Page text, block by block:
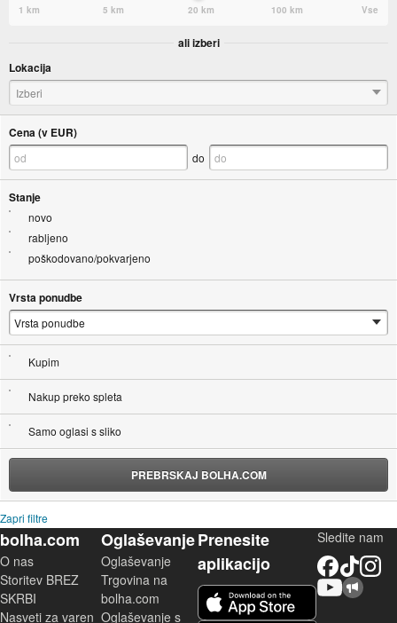
1 km 5 km 20 km 100 km Vse
ali izberi
Lokacija
Izberi
Cena (v EUR)
do
Stanje
novo
rabljeno
poškodovano/pokvarjeno
Vrsta ponudbe
Kupim
Nakup preko spleta
Samo oglasi s sliko
PREBRSKAJ BOLHA.COM
Zapri filtre
bolha.com
O nas
Storitev BREZ
SKRBI
Nasveti za varen
Oglaševanje
Oglaševanje
Trgovina na
bolha.com
Oglaševanje s
Prenesite
aplikacijo
Sledite nam